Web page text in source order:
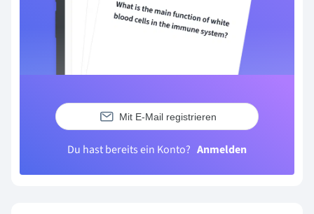
Mit E-Mail registrieren
Du hast bereits ein Konto? Anmelden